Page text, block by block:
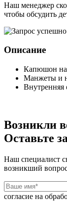
Наш менеджер
чтобы обсудить
Описание
Капюшон на
Манжеты и
Внутренняя
Возникли
Оставьте
Наш специалист
возникший
согласие на